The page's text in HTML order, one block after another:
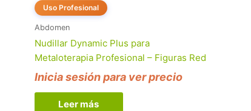
Uso Profesional
Abdomen
Nudillar Dynamic Plus para
Metaloterapia Profesional – Figuras Red
Inicia sesión para ver precio
Leer más